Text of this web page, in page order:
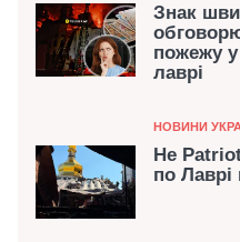
Знак
пожежу
лаврі
Категорія
НОВИНИ
Не
по Лаврі